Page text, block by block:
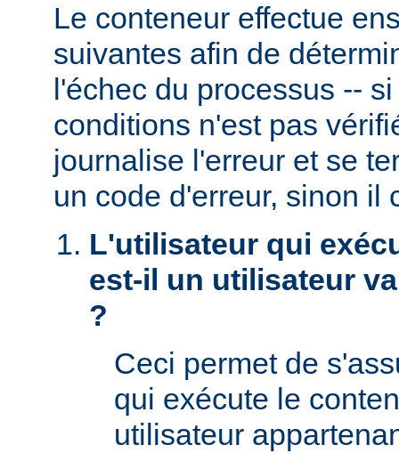
Le conteneur effectue
suivantes afin de
l'échec du processus --
conditions n'est pas
journalise l'erreur et se
un code d'erreur, sinon il
L'utilisateur qui
est-il un utilisateur
?
Ceci permet de
qui exécute le
utilisateur